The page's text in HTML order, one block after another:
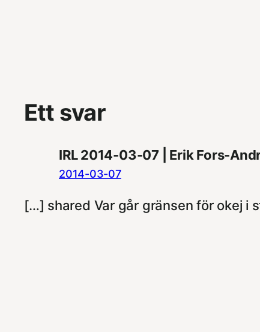
Ett svar
IRL 2014-03-07 | Erik Fors-
2014-03-07
[…] shared Var går gränsen för okej i